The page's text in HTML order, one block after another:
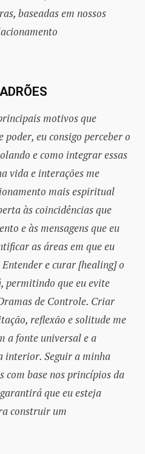
baseadas em nossos
motivos que
poder, eu consigo perceber o
e como integrar essas
vida e interações me
mais espiritual
às coincidências que
e às mensagens que eu
as áreas em que eu
e curar [healing] o
permitindo que eu evite
de Controle. Criar
reflexão e solitude me
a fonte universal e a
interior. Seguir a minha
com base nos princípios da
que eu esteja
construir um